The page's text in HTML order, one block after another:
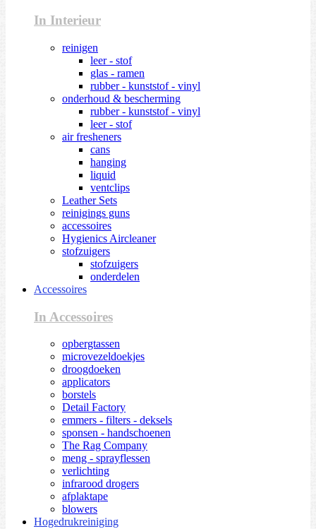
In Interieur
reinigen
leer - stof
glas - ramen
rubber - kunststof - vinyl
onderhoud & bescherming
rubber - kunststof - vinyl
leer - stof
air fresheners
cans
hanging
liquid
ventclips
Leather Sets
reinigings guns
accessoires
Hygienics Aircleaner
stofzuigers
stofzuigers
onderdelen
Accessoires
In Accessoires
opbergtassen
microvezeldoekjes
droogdoeken
applicators
borstels
Detail Factory
emmers - filters - deksels
sponsen - handschoenen
The Rag Company
meng - sprayflessen
verlichting
infrarood drogers
afplaktape
blowers
Hogedrukreiniging